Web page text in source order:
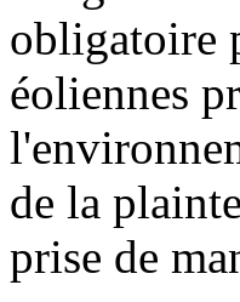
obligatoire
éoliennes
de la
prise de